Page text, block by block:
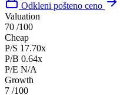
Odkleni pošteno ceno
Valuation
70 /100
Cheap
P/S 17.70x
P/B 0.64x
P/E N/A
Growth
7 /100